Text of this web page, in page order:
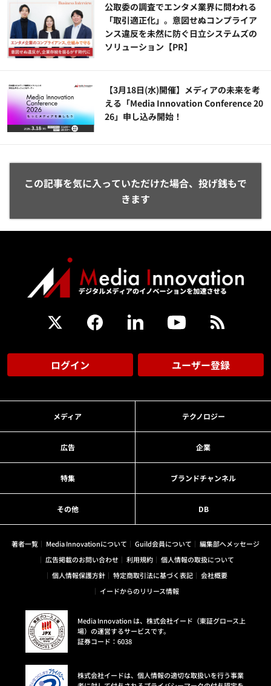
公​​取委の調査でエンタメ業界に問われる
「取引適正化」。意図せぬコンプライア
ンス違反を未然に防ぐ日立システムズの
ソリューション​【PR】
【3月18日(水)開催】メディアの未来を考
える「Media Innovation Conference 20
26」申し込み開始！
この記事を気に入っていただけた場合、投げ銭もで
きます
ログイン ユーザー登録
メディア テクノロジー
広告 企業
特集 ブランドチャンネル
その他 DB
著者一覧 Media Innovationについて Guild会員について
編集部へメッセージ
広告掲載のお問い合わせ
利用規約
個人情報の取扱について
個人情報保護方針
特定商取引法に基づく表記
会社概要
イードからのリリース情報
Media Innovation は、株式会社イード（東証グロース上
場）の運営するサービスです。
証券コード：6038
株式会社イードは、個人情報の適切な取扱いを行う事業